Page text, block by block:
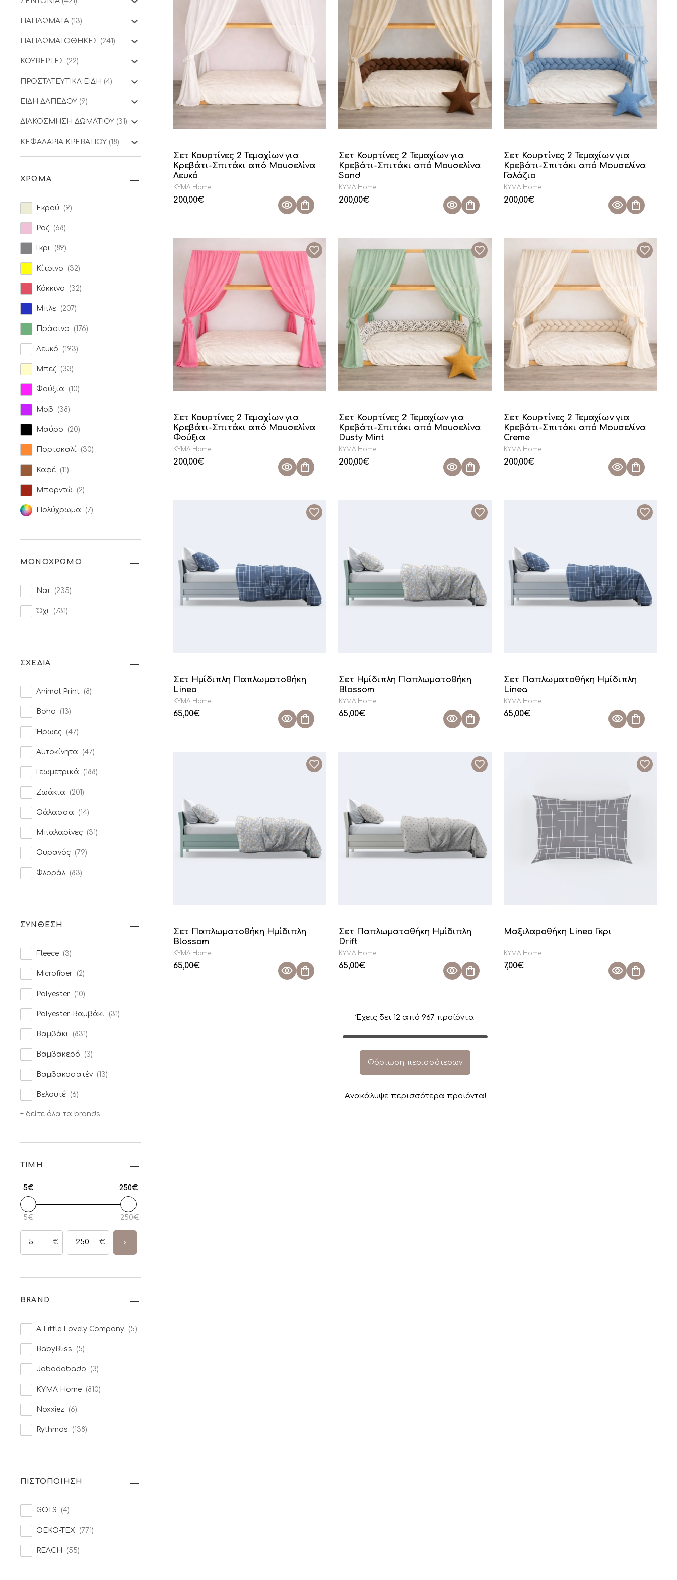
ΠΑΠΛΩΜΑΤΑ (13)
ΠΑΠΛΩΜΑΤΟΘΗΚΕΣ (241)
ΚΟΥΒΕΡΤΕΣ (22)
ΠΡΟΣΤΑΤΕΥΤΙΚΑ ΕΙΔΗ (4)
ΕΙΔΗ ΔΑΠΕΔΟΥ (9)
ΔΙΑΚΟΣΜΗΣΗ ΔΩΜΑΤΙΟΥ (31)
ΚΕΦΑΛΑΡΙΑ ΚΡΕΒΑΤΙΟΥ (18)
ΧΡΩΜΑ
Εκρού (9)
Ροζ (68)
Γκρι (89)
Κίτρινο (32)
Κόκκινο (32)
Μπλε (207)
Πράσινο (176)
Λευκό (193)
Μπεζ (33)
Φούξια (10)
Μοβ (38)
Μαύρο (20)
Πορτοκαλί (30)
Καφέ (11)
Μπορντώ (2)
Πολύχρωμα (7)
ΜΟΝΟΧΡΩΜΟ
Ναι (235)
Όχι (731)
ΣΧΕΔΙΑ
Animal Print (8)
Boho (13)
Ήρωες (47)
Αυτοκίνητα (47)
Γεωμετρικά (188)
Ζωάκια (201)
Θάλασσα (14)
Μπαλαρίνες (31)
Ουρανός (79)
Φλοράλ (83)
ΣΥΝΘΕΣΗ
Fleece (3)
Microfiber (2)
Polyester (10)
Polyester-Βαμβάκι (31)
Βαμβάκι (831)
Βαμβακερό (3)
Βαμβακοσατέν (13)
Βελουτέ (6)
+ δείτε όλα τα brands
ΤΙΜΗ
5€ 250€
5€ 250€
€ €
BRAND
A Little Lovely Company (5)
BabyBliss (5)
Jabadabado (3)
KYMA Home (810)
Noxxiez (6)
Rythmos (138)
ΠΙΣΤΟΠΟΙΗΣΗ
GOTS (4)
OEKO-TEX (771)
REACH (55)
Σετ Κουρτίνες 2 Τεμαχίων για
Κρεβάτι-Σπιτάκι από Μουσελίνα
Λευκό
KYMA Home
200,00€
Σετ Κουρτίνες 2 Τεμαχίων για
Κρεβάτι-Σπιτάκι από Μουσελίνα
Sand
KYMA Home
200,00€
Σετ Κουρτίνες 2 Τεμαχίων για
Κρεβάτι-Σπιτάκι από Μουσελίνα
Γαλάζιο
KYMA Home
200,00€
Σετ Κουρτίνες 2 Τεμαχίων για
Κρεβάτι-Σπιτάκι από Μουσελίνα
Φούξια
KYMA Home
200,00€
Σετ Κουρτίνες 2 Τεμαχίων για
Κρεβάτι-Σπιτάκι από Μουσελίνα
Dusty Mint
KYMA Home
200,00€
Σετ Κουρτίνες 2 Τεμαχίων για
Κρεβάτι-Σπιτάκι από Μουσελίνα
Creme
KYMA Home
200,00€
Σετ Ημίδιπλη Παπλωματοθήκη
Linea
KYMA Home
65,00€
Σετ Ημίδιπλη Παπλωματοθήκη
Blossom
KYMA Home
65,00€
Σετ Παπλωματοθήκη Ημίδιπλη
Linea
KYMA Home
65,00€
Σετ Παπλωματοθήκη Ημίδιπλη
Blossom
KYMA Home
65,00€
Σετ Παπλωματοθήκη Ημίδιπλη
Drift
KYMA Home
65,00€
Μαξιλαροθήκη Linea Γκρι
KYMA Home
7,00€
Έχεις δει 12από 967 προϊόντα
Φόρτωση περισσότερων
Aνακάλυψε περισσότερα προϊόντα!